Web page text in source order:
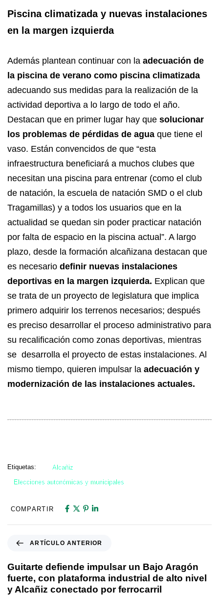
Piscina climatizada y nuevas instalaciones
en la margen izquierda
Además plantean continuar con la adecuación de
la piscina de verano como piscina climatizada
adecuando sus medidas para la realización de la
actividad deportiva a lo largo de todo el año.
Destacan que en primer lugar hay que solucionar
los problemas de pérdidas de agua que tiene el
vaso. Están convencidos de que “esta
infraestructura beneficiará a muchos clubes que
necesitan una piscina para entrenar (como el club
de natación, la escuela de natación SMD o el club
Tragamillas) y a todos los usuarios que en la
actualidad se quedan sin poder practicar natación
por falta de espacio en la piscina actual”. A largo
plazo, desde la formación alcañizana destacan que
es necesario definir nuevas instalaciones
deportivas en la margen izquierda. Explican que
se trata de un proyecto de legislatura que implica
primero adquirir los terrenos necesarios; después
es preciso desarrollar el proceso administrativo para
su recalificación como zonas deportivas, mientras
se desarrolla el proyecto de estas instalaciones. Al
mismo tiempo, quieren impulsar la adecuación y
modernización de las instalaciones actuales.
Etiquetas: Alcañiz
Elecciones autonómicas y municipales
COMPARTIR
ARTÍCULO ANTERIOR
Guitarte defiende impulsar un Bajo Aragón
fuerte, con plataforma industrial de alto nivel
y Alcañiz conectado por ferrocarril